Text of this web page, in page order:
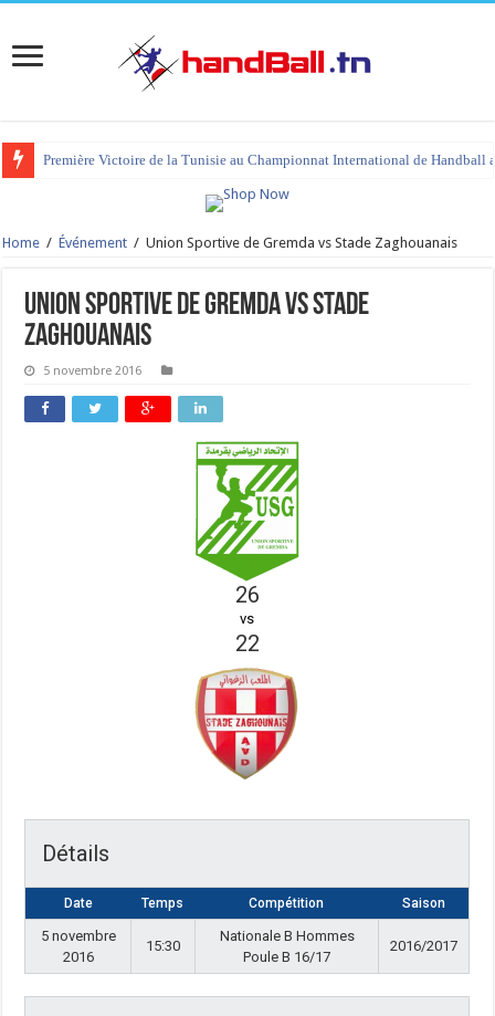
Première Victoire de la Tunisie au Championnat International de Handball
Home / Événement / Union Sportive de Gremda vs Stade Zaghouanais
Union Sportive de Gremda vs Stade
Zaghouanais
5 novembre 2016
26
vs
22
Détails
Date Temps Compétition Saison
5 novembre
2016
15:30
Nationale B Hommes
Poule B 16/17
2016/2017